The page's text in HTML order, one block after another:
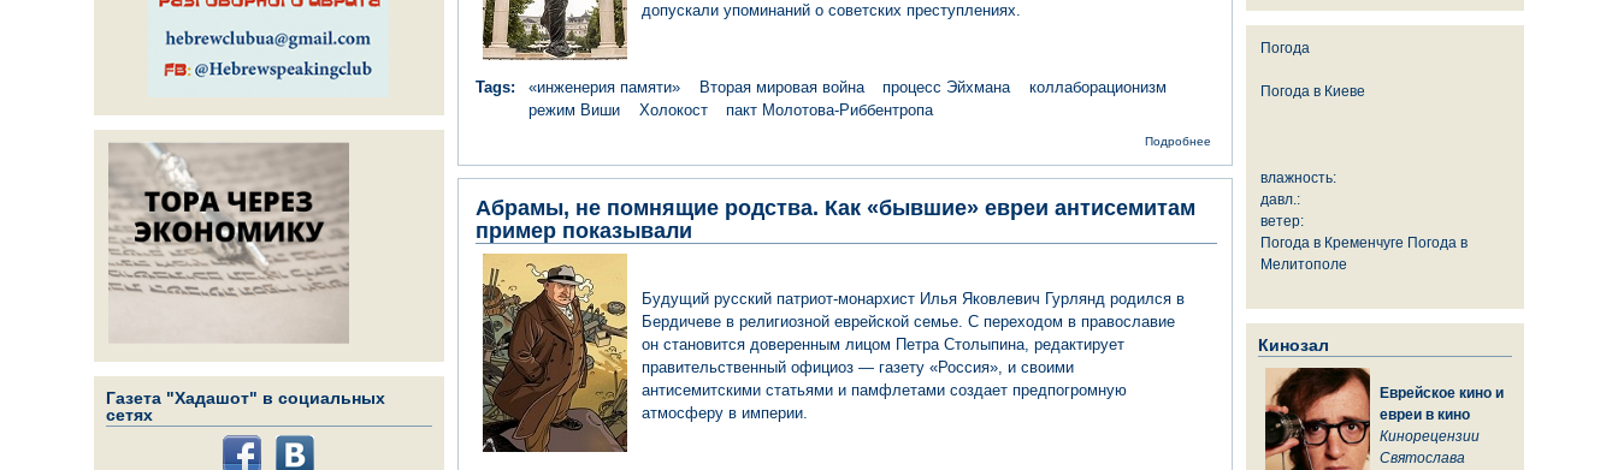
Газета "Хадашот" в социальных
сетях
допускали упоминаний о советских преступлениях.
Tags: «инженерия памяти» Вторая мировая война процесс Эйхмана
коллаборационизм
режим Виши
Холокост пакт Молотова-Риббентропа
Подробнее
реальную
историю
Абрамы, не помнящие родства. Как «бывшие» евреи антисемитам
пример показывали
Будущий русский патриот-монархист Илья Яковлевич Гурлянд родился в
Бердичеве в религиозной еврейской семье. С переходом в православие
он становится доверенным лицом Петра Столыпина, редактирует
правительственный официоз — газету «Россия», и своими
антисемитскими статьями и памфлетами создает предпогромную
атмосферу в империи.
Погода
Погода в Киеве
влажность:
давл.:
ветер:
Погода в Кременчуге Погода в
Мелитополе
Кинозал
Еврейское кино и
евреи в кино
Кинорецензии
Святослава